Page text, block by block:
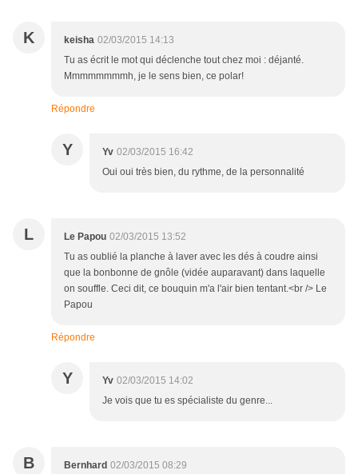
K keisha 02/03/2015 14:13
Tu as écrit le mot qui déclenche tout chez moi : déjanté.
Mmmmmmmmh, je le sens bien, ce polar!
Répondre
Y Yv 02/03/2015 16:42
Oui oui très bien, du rythme, de la personnalité
L Le Papou 02/03/2015 13:52
Tu as oublié la planche à laver avec les dés à coudre ainsi
que la bonbonne de gnôle (vidée auparavant) dans laquelle
on souffle. Ceci dit, ce bouquin m'a l'air bien tentant.<br /> Le
Papou
Répondre
Y Yv 02/03/2015 14:02
Je vois que tu es spécialiste du genre...
B Bernhard 02/03/2015 08:29